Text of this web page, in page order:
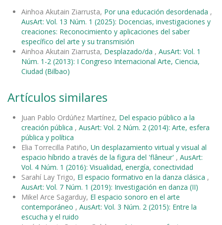
Ainhoa Akutain Ziarrusta, Por una educación desordenada ,
AusArt: Vol. 13 Núm. 1 (2025): Docencias, investigaciones y
creaciones: Reconocimiento y aplicaciones del saber
específico del arte y su transmisión
Ainhoa Akutain Ziarrusta, Desplazado/da , AusArt: Vol. 1
Núm. 1-2 (2013): I Congreso Internacional Arte, Ciencia,
Ciudad (Bilbao)
Artículos similares
Juan Pablo Ordúñez Martínez, Del espacio público a la
creación pública , AusArt: Vol. 2 Núm. 2 (2014): Arte, esfera
pública y política
Elia Torrecilla Patiño, Un desplazamiento virtual y visual al
espacio híbrido a través de la figura del 'flâneur' , AusArt:
Vol. 4 Núm. 1 (2016): Visualidad, energía, conectividad
Sarahí Lay Trigo, El espacio formativo en la danza clásica ,
AusArt: Vol. 7 Núm. 1 (2019): Investigación en danza (II)
Mikel Arce Sagarduy, El espacio sonoro en el arte
contemporáneo , AusArt: Vol. 3 Núm. 2 (2015): Entre la
escucha y el ruido